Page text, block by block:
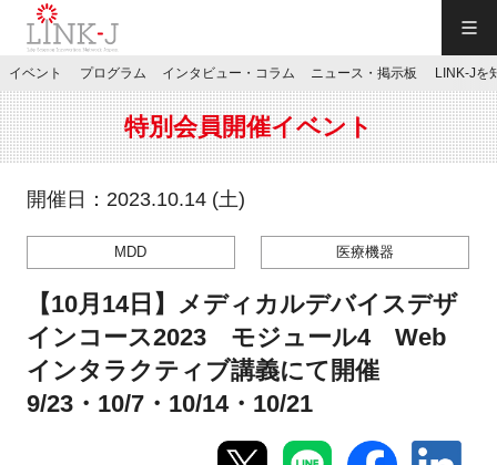
JP／EN
特別会員専用メニュー
施設ご予約
お問い合わせ
イベント プログラム インタビュー・コラム ニュース・掲示板 LINK-Jを
特別会員開催イベント
開催日：2023.10.14 (土)
MDD 医療機器
【10月14日】メディカルデバイスデザ
インコース2023 モジュール4 Web
インタラクティブ講義にて開催
9/23・10/7・10/14・10/21